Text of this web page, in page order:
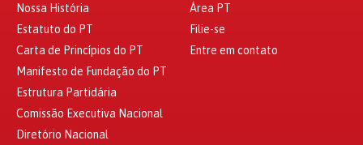
Nossa História
Estatuto do PT
Carta de Princípios do PT
Manifesto de Fundação do PT
Estrutura Partidária
Comissão Executiva Nacional
Diretório Nacional
Área PT
Filie-se
Entre em contato